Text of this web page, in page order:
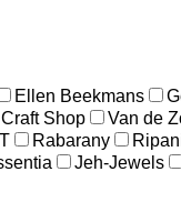
Ellen Beekmans
Shop Van de
Rabarany
Jeh-Jewels